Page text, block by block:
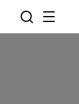
메뉴
열기
검색